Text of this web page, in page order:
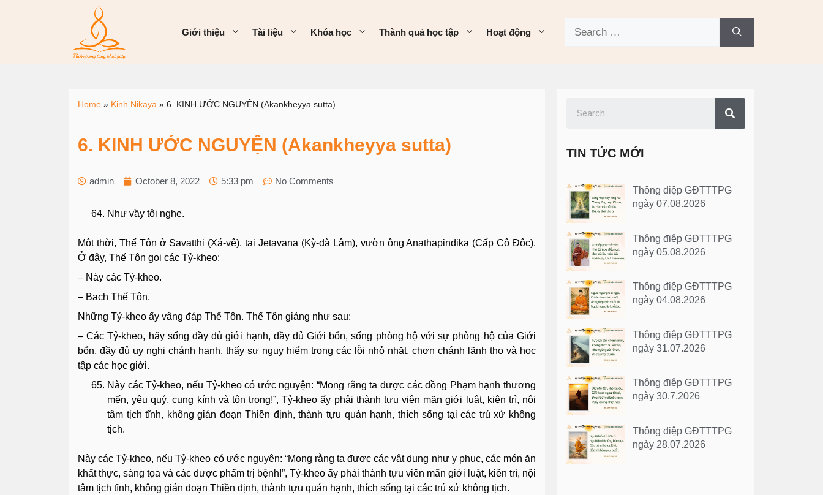
Giới thiệu Tài liệu Khóa học Thành quả học tập Hoạt động
Home » Kinh Nikaya » 6. KINH ƯỚC NGUYỆN (Akankheyya sutta)
6. KINH ƯỚC NGUYỆN (Akankheyya sutta)
admin October 8, 2022 5:33 pm No Comments
Như vầy tôi nghe.
Một thời, Thế Tôn ở Savatthi (Xá-vệ), tại Jetavana (Kỳ-đà Lâm), vườn ông Anathapindika (Cấp Cô Ðộc).
Ở đây, Thế Tôn gọi các Tỷ-kheo:
– Này các Tỷ-kheo.
– Bạch Thế Tôn.
Những Tỷ-kheo ấy vâng đáp Thế Tôn. Thế Tôn giảng như sau:
– Các Tỷ-kheo, hãy sống đầy đủ giới hạnh, đầy đủ Giới bổn, sống phòng hộ với sự phòng hộ của Giới
bổn, đầy đủ uy nghi chánh hạnh, thấy sự nguy hiểm trong các lỗi nhỏ nhặt, chơn chánh lãnh thọ và học
tập các học giới.
Này các Tỷ-kheo, nếu Tỷ-kheo có ước nguyện: “Mong rằng ta được các đồng Phạm hạnh thương
mến, yêu quý, cung kính và tôn trọng!”, Tỷ-kheo ấy phải thành tựu viên mãn giới luật, kiên trì, nội
tâm tịch tĩnh, không gián đoạn Thiền định, thành tựu quán hạnh, thích sống tại các trú xứ không
tịch.
Này các Tỷ-kheo, nếu Tỷ-kheo có ước nguyện: “Mong rằng ta được các vật dụng như y phục, các món ăn
khất thực, sàng tọa và các dược phẩm trị bệnh!”, Tỷ-kheo ấy phải thành tựu viên mãn giới luật, kiên trì, nội
tâm tịch tĩnh, không gián đoạn Thiền định, thành tựu quán hạnh, thích sống tại các trú xứ không tịch.
TIN TỨC MỚI
Thông điệp GĐTTTPG
ngày 07.08.2026
Thông điệp GĐTTTPG
ngày 05.08.2026
Thông điệp GĐTTTPG
ngày 04.08.2026
Thông điệp GĐTTTPG
ngày 31.07.2026
Thông điệp GĐTTTPG
ngày 30.7.2026
Thông điệp GĐTTTPG
ngày 28.07.2026